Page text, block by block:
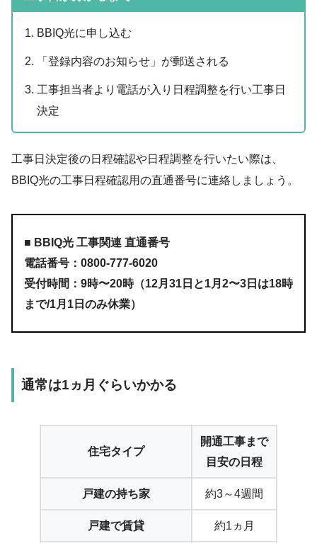
BBIQ光に申し込む
「登録内容のお知らせ」が郵送される
工事担当者より電話が入り日程調整を行い工事日
決定
工事日決定後の日程確認や日程調整を行いたい際は、
BBIQ光の工事日程確認用の直通番号に連絡しましょう。
■ BBIQ光 工事関連 直通番号
電話番号：0800-777-6020
受付時間：9時〜20時（12月31日と1月2〜3日は18時
まで/1月1日のみ休業）
通常は1ヵ月ぐらいかかる
住宅タイプ
開通工事まで
目安の日程
戸建の持ち家 約3～4週間
戸建で賃貸 約1ヵ月